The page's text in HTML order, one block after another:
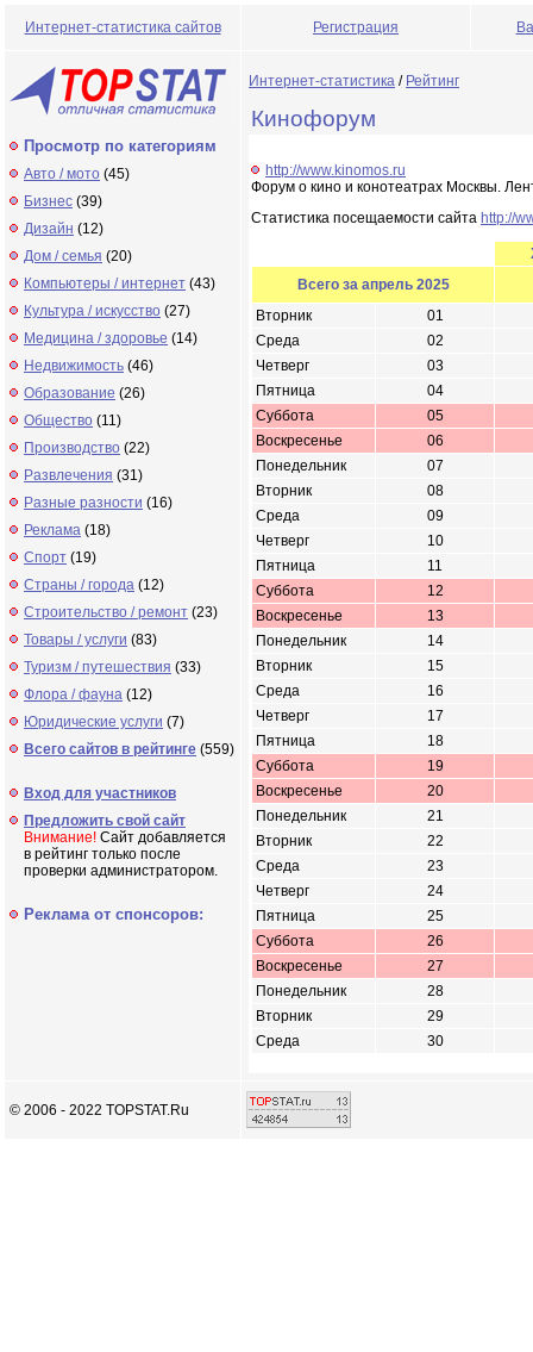
Интернет-статистика сайтов Регистрация
Просмотр по категориям
Авто / мото (45)
Бизнес (39)
Дизайн (12)
Дом / семья (20)
Компьютеры / интернет (43)
Культура / искусство (27)
Медицина / здоровье (14)
Недвижимость (46)
Образование (26)
Общество (11)
Производство (22)
Развлечения (31)
Разные разности (16)
Реклама (18)
Спорт (19)
Страны / города (12)
Строительство / ремонт (23)
Товары / услуги (83)
Туризм / путешествия (33)
Флора / фауна (12)
Юридические услуги (7)
Всего сайтов в рейтинге (559)
Вход для участников
Предложить свой сайт
Внимание! Сайт добавляется
в рейтинг только после
проверки администратором.
Реклама от спонсоров:
Интернет-статистика / Рейтинг
Кинофорум
http://www.kinomos.ru
Форум о кино и конотеатрах Москвы.
Статистика посещаемости сайта http://
Всего за апрель 2025
Вторник
01
Среда
02
Четверг
03
Пятница
04
Суббота
05
Воскресенье
06
Понедельник
07
Вторник
08
Среда
09
Четверг
10
Пятница
11
Суббота
12
Воскресенье
13
Понедельник
14
Вторник
15
Среда
16
Четверг
17
Пятница
18
Суббота
19
Воскресенье
20
Понедельник
21
Вторник
22
Среда
23
Четверг
24
Пятница
25
Суббота
26
Воскресенье
27
Понедельник
28
Вторник
29
Среда
30
© 2006 - 2022 TOPSTAT.Ru